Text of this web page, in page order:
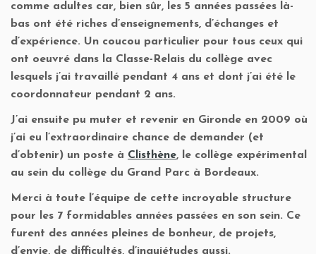
comme adultes car, bien sûr, les 5 années passées là-
bas ont été riches d’enseignements, d’échanges et
d’expérience. Un coucou particulier pour tous ceux qui
ont oeuvré dans la Classe-Relais du collège avec
lesquels j’ai travaillé pendant 4 ans et dont j’ai été le
coordonnateur pendant 2 ans.
J’ai ensuite pu muter et revenir en Gironde en 2009 où
j’ai eu l’extraordinaire chance de demander (et
d’obtenir) un poste à Clisthène, le collège expérimental
au sein du collège du Grand Parc à Bordeaux.
Merci à toute l’équipe de cette incroyable structure
pour les 7 formidables années passées en son sein. Ce
furent des années pleines de bonheur, de projets,
d’envie, de difficultés, d’inquiétudes aussi.